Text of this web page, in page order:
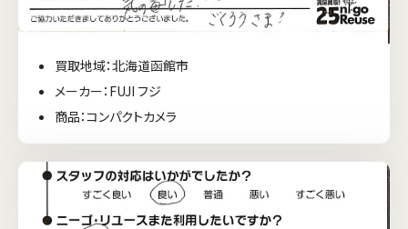
買取地域：北海道函館市
メーカー：FUJI フジ
商品：コンパクトカメラ